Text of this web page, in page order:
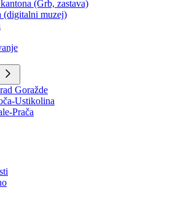
(Grb, zastava)
muzej)